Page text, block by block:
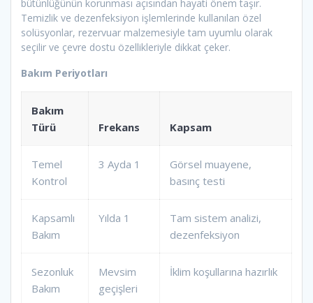
bütünlüğünün korunması açısından hayati önem taşır.
Temizlik ve dezenfeksiyon işlemlerinde kullanılan özel
solüsyonlar, rezervuar malzemesiyle tam uyumlu olarak
seçilir ve çevre dostu özellikleriyle dikkat çeker.
Bakım Periyotları
Bakım
Türü
Frekans Kapsam
Temel
Kontrol
3 Ayda 1
Görsel muayene,
basınç testi
Kapsamlı
Bakım
Yılda 1
Tam sistem analizi,
dezenfeksiyon
Sezonluk
Bakım
Mevsim
geçişleri
İklim koşullarına hazırlık